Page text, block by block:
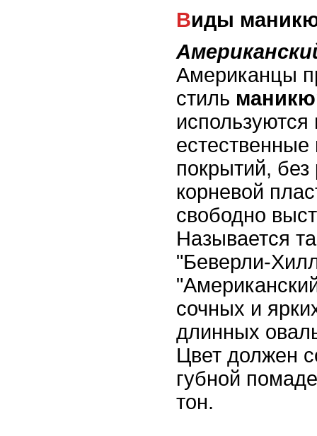
Виды
Американцы
стиль
покрытий, без
корневой
свободно
Называется
"Беверли-
сочных и
длинных
Цвет должен
губной
тон.